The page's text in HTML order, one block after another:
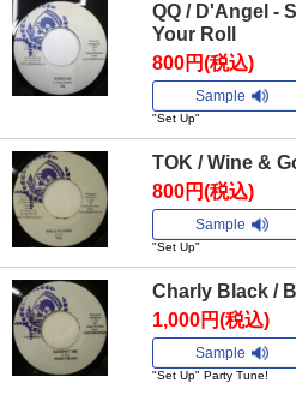
QQ / D'Angel -
Your Roll
800円(税込)
Sample
"Set Up"
TOK / Wine &
800円(税込)
Sample
"Set Up"
Charly Black /
1,000円(税込)
Sample
"Set Up" Party Tune!